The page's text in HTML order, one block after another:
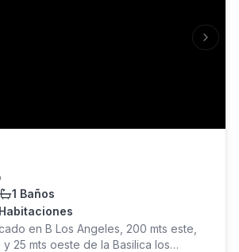
Next
1 Baños
en B Los Angeles, 200 mts este,
25 mts oeste de la Basilica los